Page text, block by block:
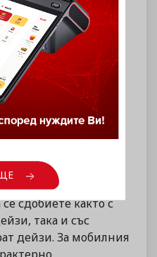
ОГРОМНО
НА ДОБРИ
И ПРОМОЦИИ
запознаете с
– тук можете
от
които Ви
Perfect M 01
сдобиете както с
така и със
дейзи. За мобилния